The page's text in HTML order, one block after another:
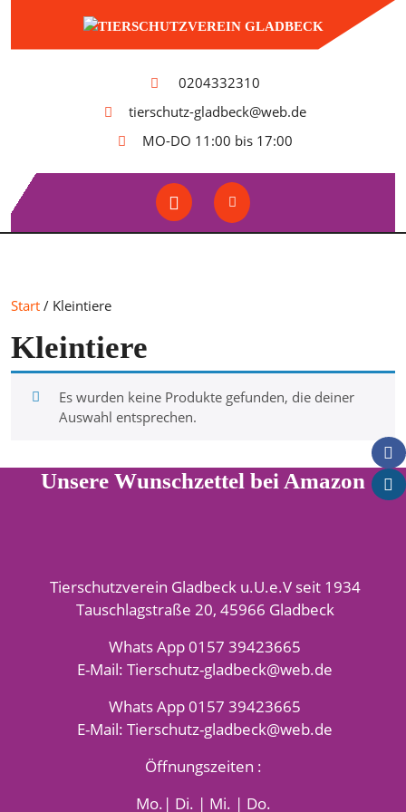
content
0204332310
tierschutz-gladbeck@web.de
MO-DO 11:00 bis 17:00
Open
Start / Kleintiere
Kleintiere
Es wurden keine Produkte gefunden, die deiner
Auswahl entsprechen.
Unsere Wunschzettel bei Amazon
Tierschutzverein Gladbeck u.U.e.V seit 1934
Tauschlagstraße 20, 45966 Gladbeck
Whats App 0157 39423665
E-Mail: Tierschutz-gladbeck@web.de
Whats App 0157 39423665
E-Mail: Tierschutz-gladbeck@web.de
Öffnungszeiten :
Mo.| Di. | Mi. | Do.